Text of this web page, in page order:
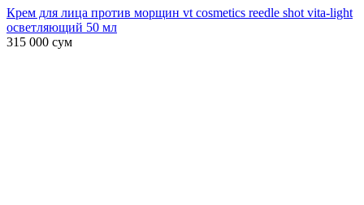
Крем для лица против морщин vt cosmetics reedle shot vita-light
осветляющий 50 мл
315 000 сум